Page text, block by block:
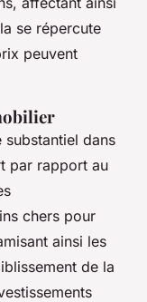
se répercute
peuvent
substantiel dans
par rapport au
chers pour
ainsi les
de la